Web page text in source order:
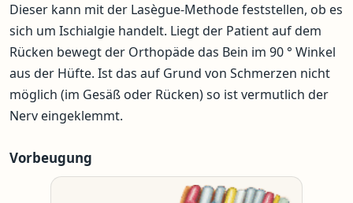
Dieser kann mit der Lasègue-Methode feststellen, ob es
sich um Ischialgie handelt. Liegt der Patient auf dem
Rücken bewegt der Orthopäde das Bein im 90 ° Winkel
aus der Hüfte. Ist das auf Grund von Schmerzen nicht
möglich (im Gesäß oder Rücken) so ist vermutlich der
Nerv eingeklemmt.
Vorbeugung